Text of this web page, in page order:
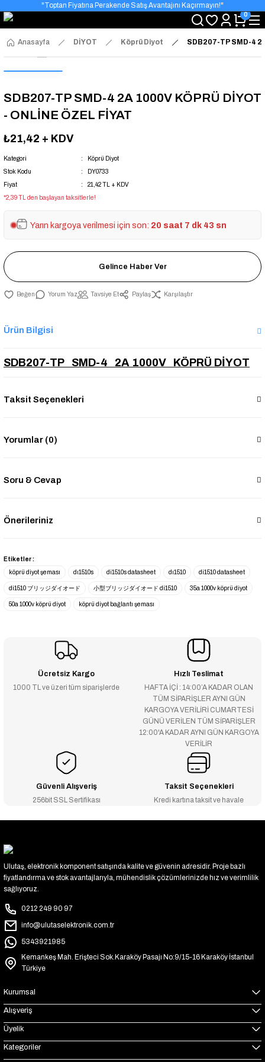
"Toptan Fiyatına Perakende Satış Avantajını Kaçırmayın!"
"Üyelere Özel: Stok Önceliği ve Proje Fiyatları."
0
Anasayfa DİYOT Köprü Diyot SDB207-TP SMD-4
SDB207-TP SMD-4 2A 1000V KÖPRÜ DİYOT
- ONLİNE ÖZEL FİYAT
₺21,42 + KDV
Kategori
Köprü Diyot
Stok Kodu
DY0733
Fiyat
21,42 TL + KDV
*2,39 TL den başlayan taksitlerle!
Yarın kargoya verilmesi için son: 20 saat 7 dk 43 sn
Gelince Haber Ver
Yorum Yaz Tavsiye Et Paylaş Karşılaştır
Ürün Bilgisi
SDB207-TP SMD-4 2A 1000V KÖPRÜ DİYOT
Taksit Seçenekleri
Yorumlar (0)
Soru & Cevap
Önerileriniz
Etiketler :
köprü diyot şeması
dı1510s di1510s datasheet dı1510 di1510 datasheet
di1510 ブリッジダイオード 小型ブリッジダイオード di1510 35a 1000v köprü diyot
50a 1000v köprü diyot köprü diyot bağlantı şeması
Ücretsiz Kargo
1000 TL ve üzeri tüm siparişlerde
Hızlı Teslimat
HAFTA İÇİ : 14:00’A KADAR OLAN
TÜM SİPARİŞLER AYNI GÜN
KARGOYA VERİLİRİ CUMARTESİ
GÜNÜ VERİLEN TÜM SİPARİŞLER
12:00'A KADAR AYNI GÜN KARGOYA
VERİLİR
Güvenli Alışveriş
256bit SSL Sertifikası
Taksit Seçenekleri
Kredi kartına taksit ve havale
Ulutaş, elektronik komponent satışında kalite ve güvenin adresidir. Proje bazlı
fiyatlandırma ve stok avantajlarıyla, mühendislik çözümlerinizde hız ve verimlilik
sağlıyoruz.
0212 249 90 97
info@ulutaselektronik.com.tr
5343921985
Kemankeş Mah. Erişteci Sok.Karaköy Pasajı No:9/15-16 Karaköy İstanbul
Türkiye
Kurumsal
Alışveriş
Üyelik
Kategoriler